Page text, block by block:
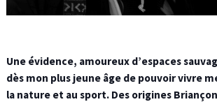
Une évidence, amoureux d’espaces
dès mon plus jeune âge de pouvoir vivre
la nature et au sport. Des origines